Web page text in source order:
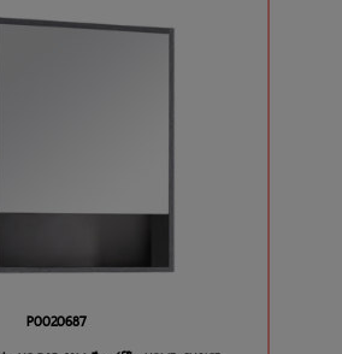
P0020687